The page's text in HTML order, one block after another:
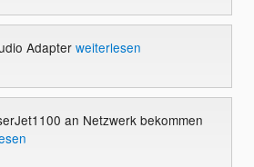
Adapterweiterlesen
an Netzwerk bekommen